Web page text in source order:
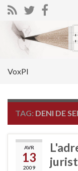
Search
VoxPI
TAG: DENI DE
AVR
13
2009